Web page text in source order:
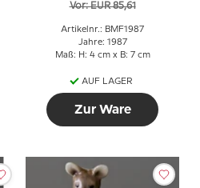
Vor: EUR 85,61
Artikelnr.: BMF1987
Jahre: 1987
Maß: H: 4 cm x B: 7 cm
AUF LAGER
Zur Ware